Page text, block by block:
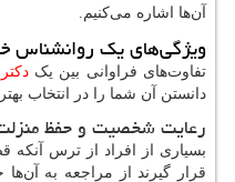
آن‌ها اشاره می‌کنیم.
ویژگی‌های یک روانشناس
تفاوت‌های فراوانی بین یک
دانستن آن شما را در انتخاب
رعایت شخصیت و حفظ
بسیاری از افراد از ترس
قرار گیرند از مراجعه به آن‌ها